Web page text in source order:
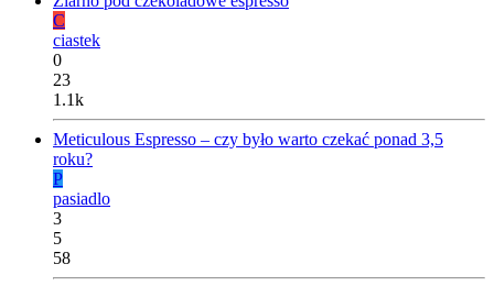
C
ciastek
0
23
1.1k
Meticulous Espresso – czy było warto czekać ponad 3,5
roku?
P
pasiadlo
3
5
58